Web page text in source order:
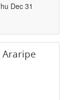
Dec 31